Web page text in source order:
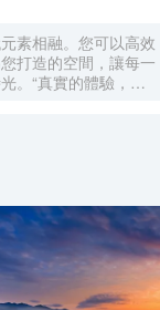
素相融。您可以高效
打造的空間，讓每一
。“真實的體驗，簡